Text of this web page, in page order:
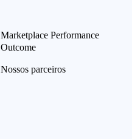
Marketplace Performance
Outcome
Nossos parceiros